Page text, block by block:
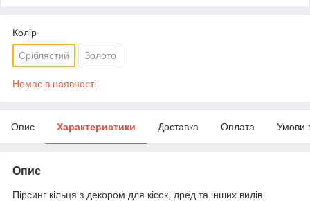
Колір
Сріблястий Золото
Немає в наявності
Опис Характеристики Доставка Оплата Умови
Опис
Пірсинг кільця з декором для кісок, дред та інших видів